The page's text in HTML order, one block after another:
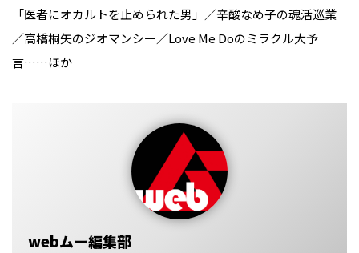
「医者にオカルトを止められた男」／辛酸なめ子の魂活巡業
／高橋桐矢のジオマンシー／Love Me Doのミラクル大予
言……ほか
webムー編集部